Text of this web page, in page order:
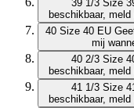
39 1/3 Size
beschikbaar,
40 Size 40 EU
mij
40 2/3 Size
beschikbaar,
41 1/3 Size
beschikbaar,